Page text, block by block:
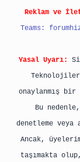
Reklam ve
Teams:
Yasal Uyarı:
onaylanmış
Bu
denetleme veya
Ancak,
taşımakta